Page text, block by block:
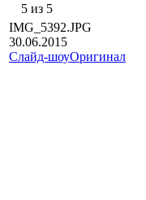
5 из 5
IMG_5392.JPG
30.06.2015
Слайд-шоуОригинал